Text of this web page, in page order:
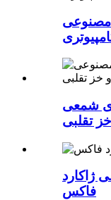
مصنوعی
شمعی
تقلبی
ژاکارد
فاکس